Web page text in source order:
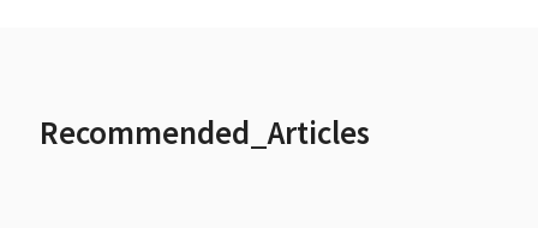
Recommended_Articles